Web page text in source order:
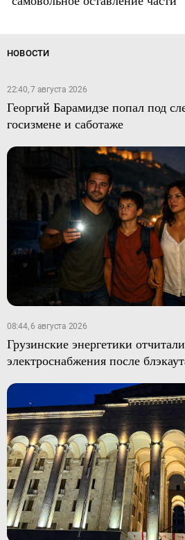
НОВОСТИ
22:40, 7 августа 2026
Георгий Барамидзе попал под
госизмене и саботаже
08:44, 6 августа 2026
Грузинские энергетики
электроснабжения после